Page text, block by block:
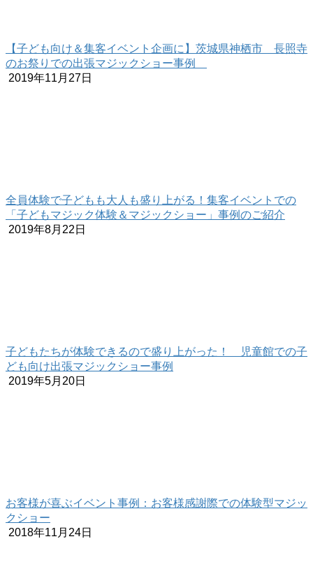
【子ども向け＆集客イベント企画に】茨城県神栖市 長照寺
のお祭りでの出張マジックショー事例
2019年11月27日
全員体験で子どもも大人も盛り上がる！集客イベントでの
「子どもマジック体験＆マジックショー」事例のご紹介
2019年8月22日
子どもたちが体験できるので盛り上がった！ 児童館での子
ども向け出張マジックショー事例
2019年5月20日
お客様が喜ぶイベント事例：お客様感謝際での体験型マジッ
クショー
2018年11月24日